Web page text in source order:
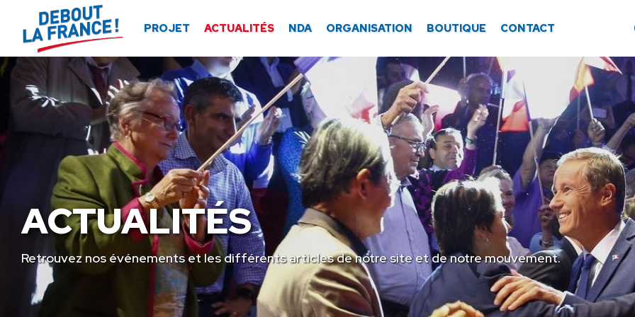
PROJET ACTUALITÉS NDA ORGANISATION BOUTIQUE CONTACT
ACTUALITÉS
Retrouvez nos événements et les différents articles de notre site et de notre mouvement.
Panneau de gestion des cookies